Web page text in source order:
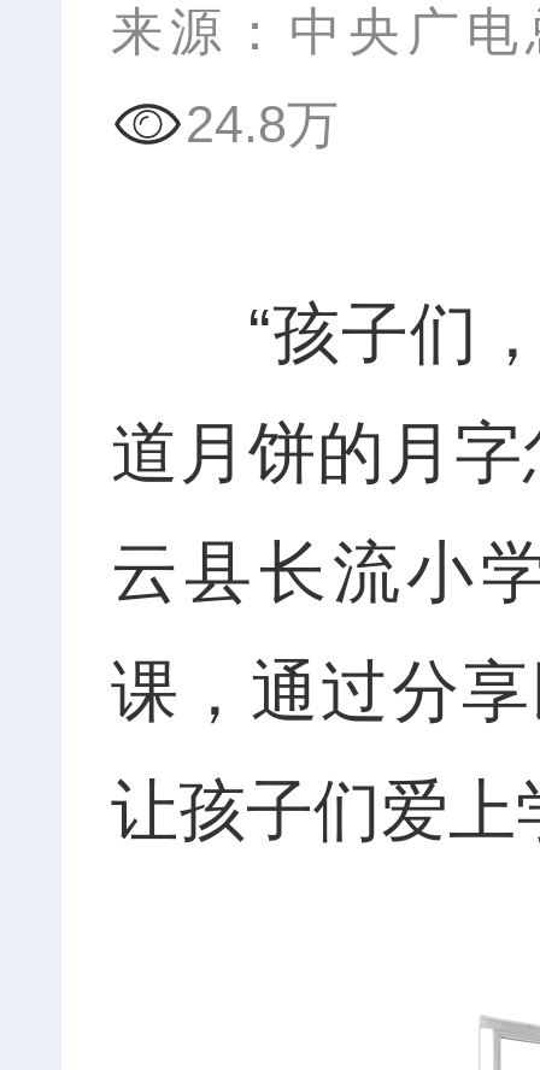
来源：中央广
24.8万
“孩子们，
道月饼的月
云县长流小
课，通过分
让孩子们爱上